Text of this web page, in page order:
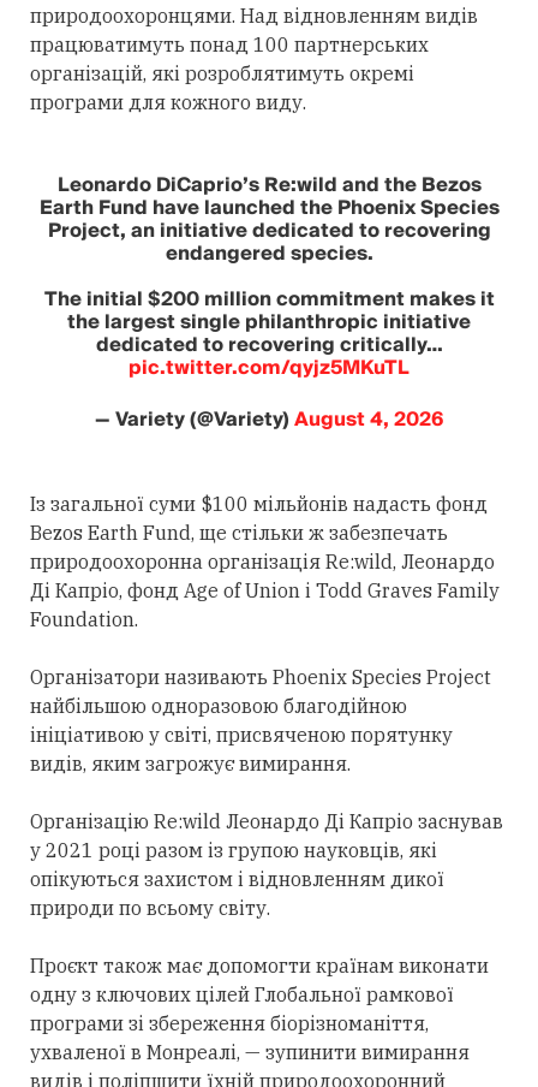
природоохоронцями. Над відновленням видів
працюватимуть понад 100 партнерських
організацій, які розроблятимуть окремі
програми для кожного виду.
Leonardo DiCaprio’s Re:wild and the Bezos
Earth Fund have launched the Phoenix Species
Project, an initiative dedicated to recovering
endangered species.
The initial $200 million commitment makes it
the largest single philanthropic initiative
dedicated to recovering critically…
pic.twitter.com/qyjz5MKuTL
— Variety (@Variety)August 4, 2026
Із загальної суми $100 мільйонів надасть фонд
Bezos Earth Fund, ще стільки ж забезпечать
природоохоронна організація Re:wild, Леонардо
Ді Капріо, фонд Age of Union і Todd Graves Family
Foundation.
Організатори називають Phoenix Species Project
найбільшою одноразовою благодійною
ініціативою у світі, присвяченою порятунку
видів, яким загрожує вимирання.
Організацію Re:wild Леонардо Ді Капріо заснував
у 2021 році разом із групою науковців, які
опікуються захистом і відновленням дикої
природи по всьому світу.
Проєкт також має допомогти країнам виконати
одну з ключових цілей Глобальної рамкової
програми зі збереження біорізноманіття,
ухваленої в Монреалі, — зупинити вимирання
видів і поліпшити їхній природоохоронний